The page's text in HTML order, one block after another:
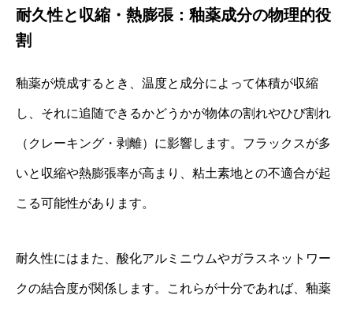
耐久性と収縮・熱膨張：釉薬成分の物理的役
割
釉薬が焼成するとき、温度と成分によって体積が収縮
し、それに追随できるかどうかが物体の割れやひび割れ
（クレーキング・剥離）に影響します。フラックスが多
いと収縮や熱膨張率が高まり、粘土素地との不適合が起
こる可能性があります。
耐久性にはまた、酸化アルミニウムやガラスネットワー
クの結合度が関係します。これらが十分であれば、釉薬